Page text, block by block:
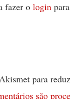
fazer o login
para
são